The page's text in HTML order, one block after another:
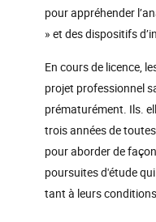
pour appréhender
» et des dispositifs
En cours de licence,
projet professionnel
prématurément. Ils.
trois années de
pour aborder de
poursuites d'étude
tant à leurs